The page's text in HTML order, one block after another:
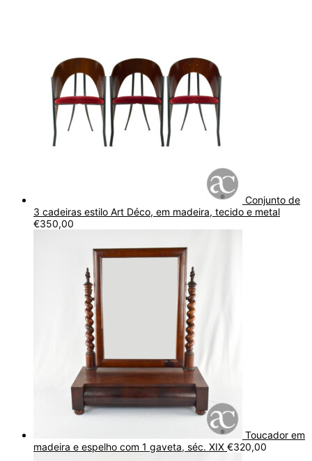
Conjunto de
3 cadeiras estilo Art Déco, em madeira, tecido e metal
€350,00
Toucador em
madeira e espelho com 1 gaveta, séc. XIX €320,00